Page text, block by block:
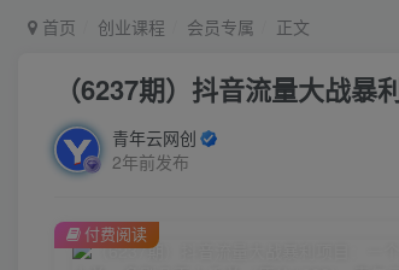
首页 创业课程 会员专属 正文
（6237期）抖音流量大战
青年云网创
2年前发布
付费阅读